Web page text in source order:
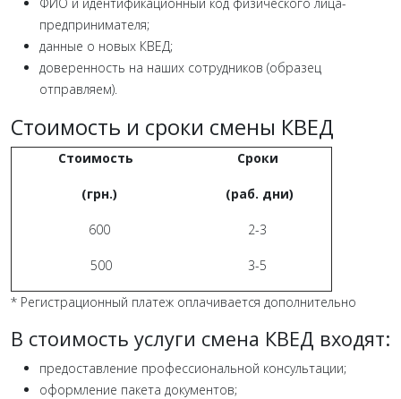
предпринимателя;
данные о новых КВЕД;
доверенность на наших сотрудников (образец
отправляем).
Стоимость и сроки смены КВЕД
Стоимость
(грн.)
Сроки
(раб. дни)
600 2-3
500 3-5
* Регистрационный платеж оплачивается дополнительно
В стоимость услуги смена КВЕД входят:
предоставление профессиональной консультации;
оформление пакета документов;